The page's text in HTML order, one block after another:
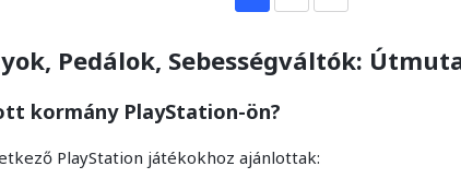
Pedálok, Sebességváltók:
kormány PlayStation-ön?
PlayStation játékokhoz ajánlottak: